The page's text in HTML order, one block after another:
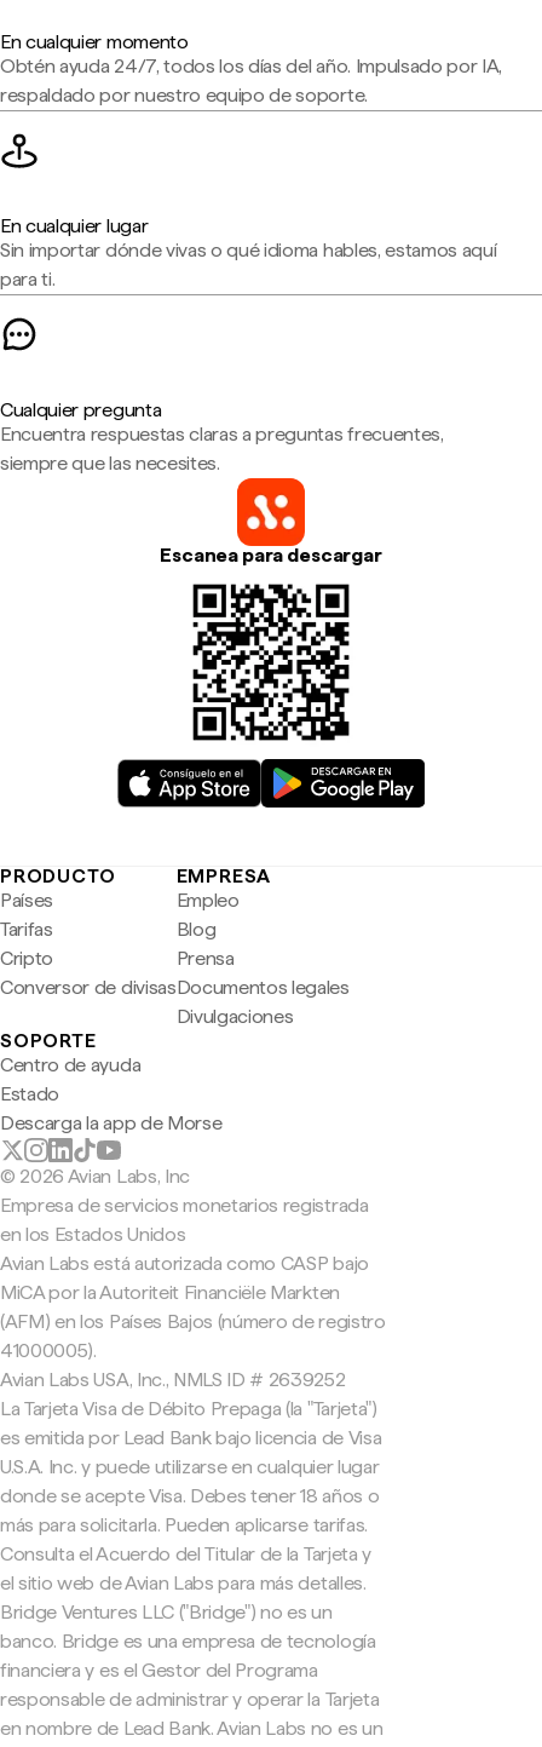
En cualquier momento
Obtén ayuda 24/7, todos los días del año. Impulsado por IA,
respaldado por nuestro equipo de soporte.
En cualquier lugar
Sin importar dónde vivas o qué idioma hables, estamos aquí
para ti.
Cualquier pregunta
Encuentra respuestas claras a preguntas frecuentes,
siempre que las necesites.
Escanea para descargar
PRODUCTO
Países
Tarifas
Cripto
Conversor de divisas
EMPRESA
Empleo
Blog
Prensa
Documentos legales
Divulgaciones
SOPORTE
Centro de ayuda
Estado
Descarga la app de Morse
© 2026 Avian Labs, Inc
Empresa de servicios monetarios registrada
en los Estados Unidos
Avian Labs está autorizada como CASP bajo
MiCA por la Autoriteit Financiële Markten
(AFM) en los Países Bajos (número de registro
41000005).
Avian Labs USA, Inc., NMLS ID # 2639252
La Tarjeta Visa de Débito Prepaga (la "Tarjeta")
es emitida por Lead Bank bajo licencia de Visa
U.S.A. Inc. y puede utilizarse en cualquier lugar
donde se acepte Visa. Debes tener 18 años o
más para solicitarla. Pueden aplicarse tarifas.
Consulta el Acuerdo del Titular de la Tarjeta y
el sitio web de Avian Labs para más detalles.
Bridge Ventures LLC ("Bridge") no es un
banco. Bridge es una empresa de tecnología
financiera y es el Gestor del Programa
responsable de administrar y operar la Tarjeta
en nombre de Lead Bank. Avian Labs no es un